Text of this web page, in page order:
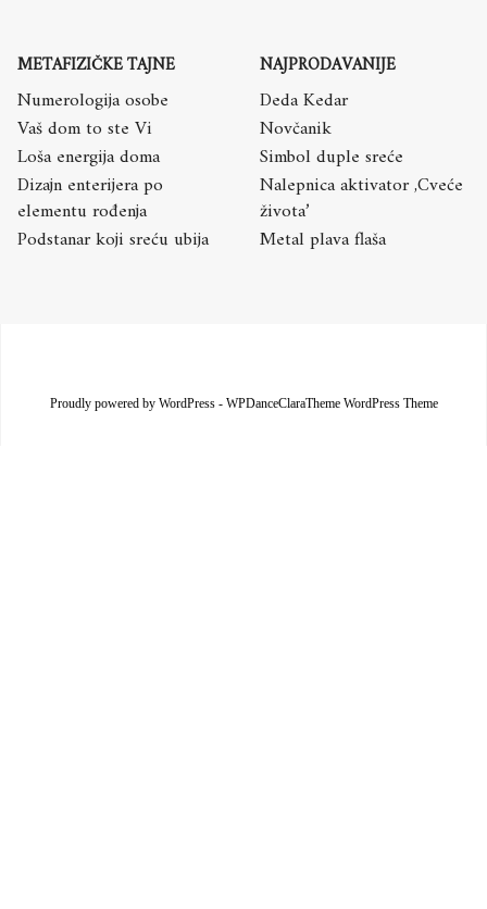
METAFIZIČKE TAJNE
Numerologija osobe
Vaš dom to ste Vi
Loša energija doma
Dizajn enterijera po
elementu rođenja
Podstanar koji sreću ubija
NAJPRODAVANIJE
Deda Kedar
Novčanik
Simbol duple sreće
Nalepnica aktivator ,Cveće
života’
Metal plava flaša
Proudly powered by WordPress- WPDanceClaraTheme WordPress Theme